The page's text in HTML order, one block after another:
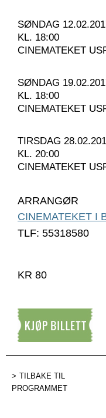
SØNDAG
KL. 18:00
CINEMATEKET
SØNDAG
KL. 18:00
CINEMATEKET
TIRSDAG
KL. 20:00
CINEMATEKET
ARRANGØR
CINEMATEKET I
TLF: 55318580
KR 80
TILBAKE TIL
PROGRAMMET